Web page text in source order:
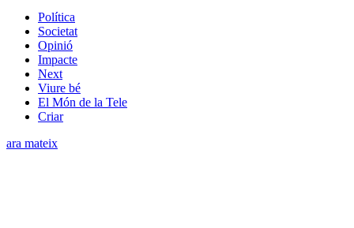
Política
Societat
Opinió
Impacte
Next
Viure bé
El Món de la Tele
Criar
ara mateix